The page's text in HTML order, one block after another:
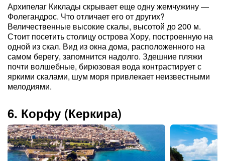
Архипелаг Киклады скрывает еще одну жемчужину —
Фолегандрос. Что отличает его от других?
Величественные высокие скалы, высотой до 200 м.
Стоит посетить столицу острова Хору, построенную на
одной из скал. Вид из окна дома, расположенного на
самом берегу, запомнится надолго. Здешние пляжи
почти волшебные, бирюзовая вода контрастирует с
яркими скалами, шум моря привлекает неизвестными
мелодиями.
6. Корфу (Керкира)